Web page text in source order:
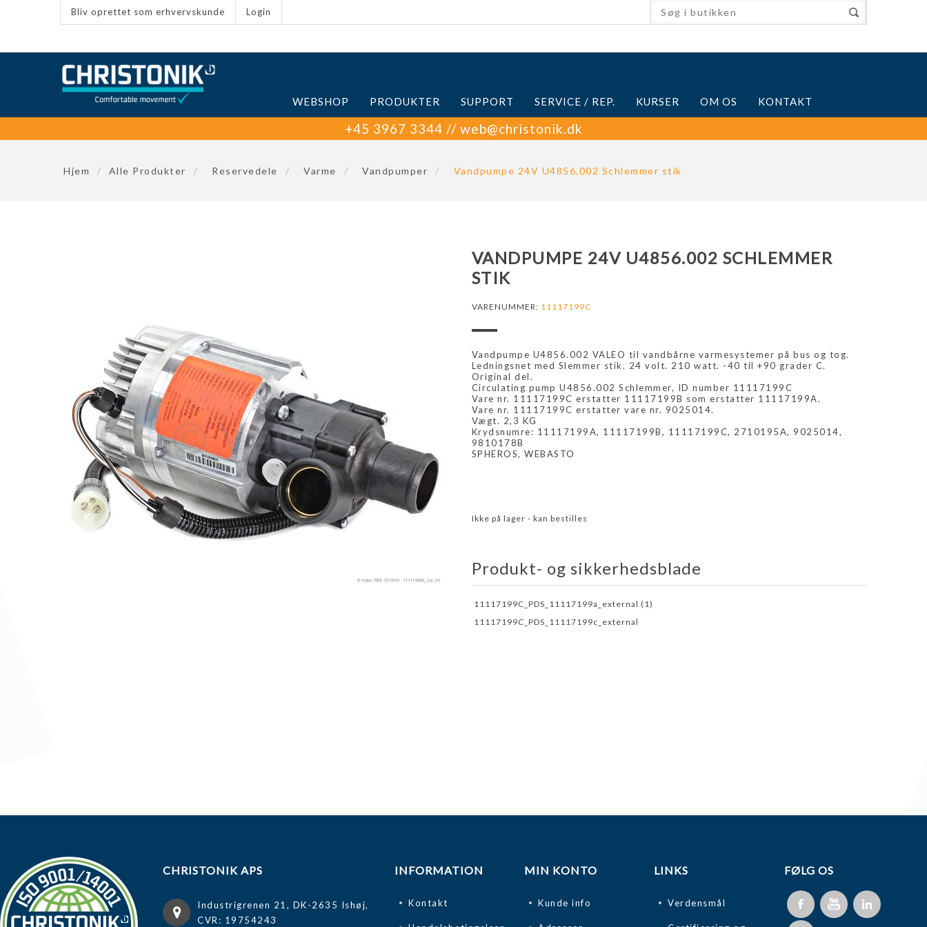
Bliv oprettet som erhvervskunde Login
WEBSHOP PRODUKTER SUPPORT SERVICE / REP. KURSER OM OS KONTAKT
+45 3967 3344 // web@christonik.dk
Hjem / Alle Produkter / Reservedele / Varme / Vandpumper / Vandpumpe 24V U4856.002 Schlemmer stik
VANDPUMPE 24V U4856.002 SCHLEMMER
STIK
VARENUMMER: 11117199C
Vandpumpe U4856.002 VALEO til vandbårne varmesystemer på bus og tog.
Ledningsnet med Slemmer stik. 24 volt. 210 watt. -40 til +90 grader C.
Original del.
Circulating pump U4856.002 Schlemmer, ID number 11117199C
Vare nr. 11117199C erstatter 11117199B som erstatter 11117199A.
Vare nr. 11117199C erstatter vare nr. 9025014.
Vægt. 2,3 KG
Krydsnumre: 11117199A, 11117199B, 11117199C, 2710195A, 9025014,
9810178B
SPHEROS, WEBASTO
Ikke på lager - kan bestilles
Produkt- og sikkerhedsblade
11117199C_PDS_11117199a_external (1)
11117199C_PDS_11117199c_external
CHRISTONIK APS
Industrigrenen 21, DK-2635 Ishøj,
CVR: 19754243
INFORMATION
Kontakt
MIN KONTO
Kunde info
LINKS
Verdensmål
FØLG OS